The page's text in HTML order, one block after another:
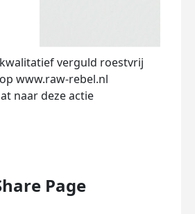
verguld roestvrij
www.raw-rebel.nl
naar deze actie
Page